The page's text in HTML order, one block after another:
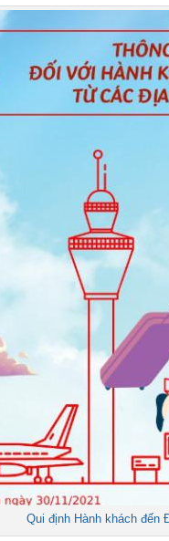
Qui định Hành khách đến